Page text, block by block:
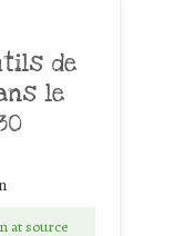
de
le
at source